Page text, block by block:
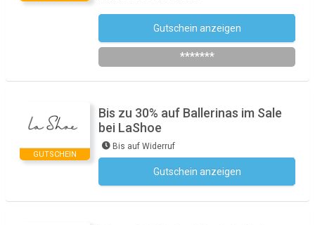
Gutschein anzeigen
*******
GUTSCHEIN
Bis zu 30% auf Ballerinas im Sale
bei LaShoe
Bis auf Widerruf
Gutschein anzeigen